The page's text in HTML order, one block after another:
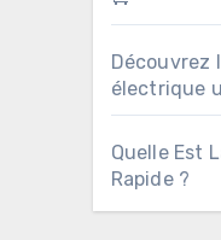
Découvrez
électrique
Quelle Est
Rapide ?